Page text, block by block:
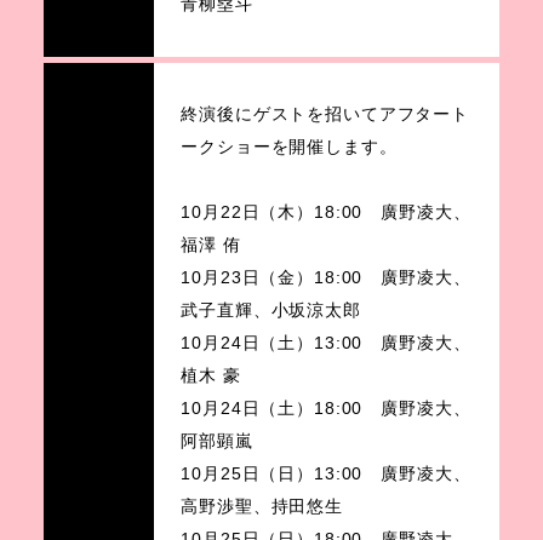
終演後にゲストを招いてアフタート
ークショーを開催します。
10月22日（木）18:00 廣野凌大、
福澤 侑
10月23日（金）18:00 廣野凌大、
武子直輝、小坂涼太郎
10月24日（土）13:00 廣野凌大、
植木 豪
10月24日（土）18:00 廣野凌大、
阿部顕嵐
10月25日（日）13:00 廣野凌大、
高野渉聖、持田悠生